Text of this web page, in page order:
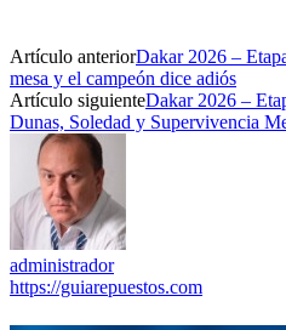
Artículo anteriorDakar 2026 –
mesa y el campeón dice adiós
Artículo siguienteDakar 2026 –
Dunas, Soledad y Supervivencia
administrador
https://guiarepuestos.com